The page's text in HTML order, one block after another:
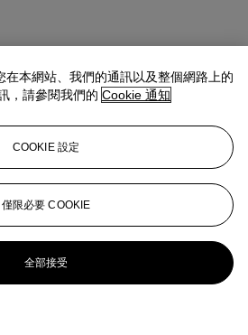
本網站、我們的通訊以及整個網路上的
，請參閱我們的 Cookie 通知
COOKIE 設定
僅限必要 COOKIE
全部接受